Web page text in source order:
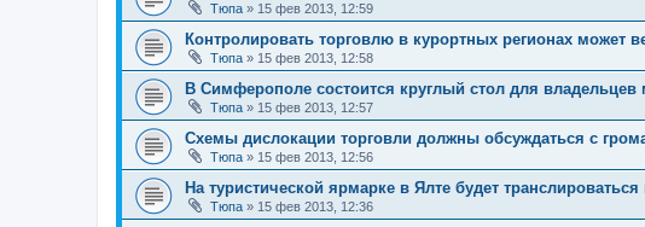
Тюпа » 15 фев 2013, 12:59
Контролировать торговлю в курортных регионах может
Тюпа » 15 фев 2013, 12:58
В Симферополе состоится круглый стол для владельцев
Тюпа » 15 фев 2013, 12:57
Схемы дислокации торговли должны обсуждаться с
Тюпа » 15 фев 2013, 12:56
На туристической ярмарке в Ялте будет
Тюпа » 15 фев 2013, 12:36